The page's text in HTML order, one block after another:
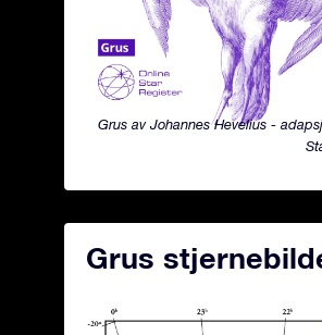
Grus av Johannes Hevelius -
Grus